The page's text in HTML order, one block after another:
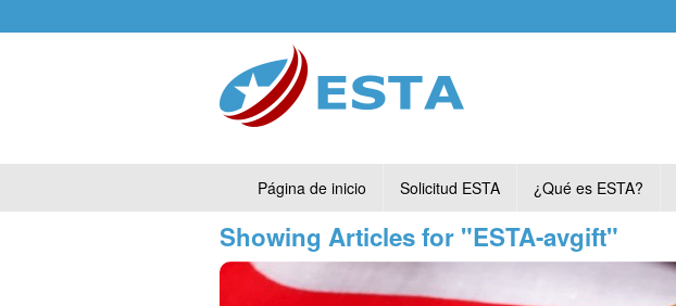
Página de inicio Solicitud ESTA ¿Qué es ESTA?
Showing Articles for "ESTA-avgift"